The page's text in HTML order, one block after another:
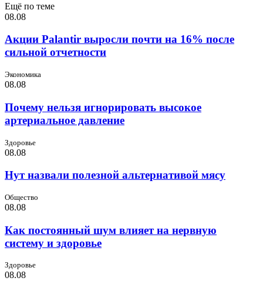
Ещё по теме
08.08
Акции Palantir выросли почти на 16% после
сильной отчетности
Экономика
08.08
Почему нельзя игнорировать высокое
артериальное давление
Здоровье
08.08
Нут назвали полезной альтернативой мясу
Общество
08.08
Как постоянный шум влияет на нервную
систему и здоровье
Здоровье
08.08